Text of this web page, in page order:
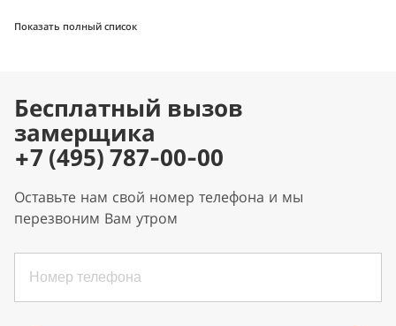
Показать полный список
Бесплатный вызов
замерщика
+7 (495) 787-00-00
Оставьте нам свой номер телефона и мы
перезвоним Вам утром